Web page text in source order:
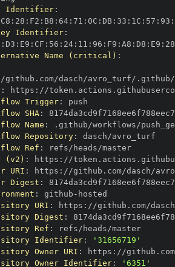
Identifier:
C8 : 28 : F2 : B8 : 64: 71 : 0C : DB: 33 : 1C : 57 : 93 :
Identifier:
: D3 : E9 : CF : 56 : 24: 11 : 96 : F9 : A8 : D8 : E9 : 28
Name (critical) :
: https :
Trigger:
SHA:
Name :
Repository:
Ref :
refs/heads/master
(v2) : https :
URI : https :
Digest :
: github -
URI : https :
Digest :
Ref :
refs/heads/master
Identifier:
'31656719'
Owner URI : https :
Owner Identifier: '6351'